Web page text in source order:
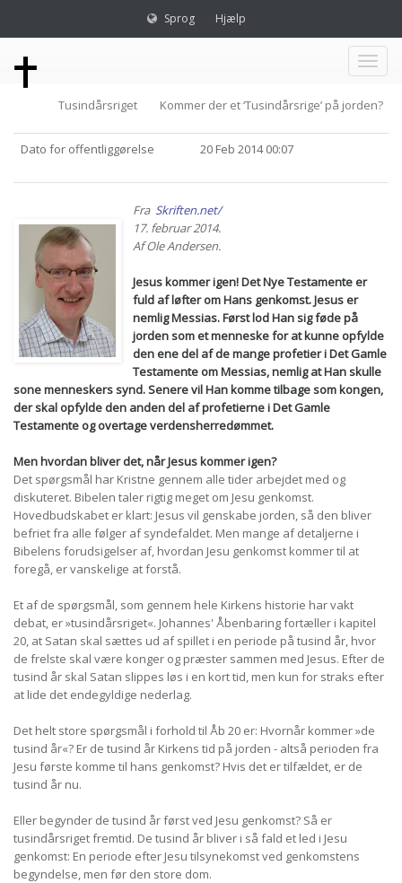
Sprog Hjælp
Toggle
Tusindårsriget Kommer der et ‘Tusindårsrige’ på jorden?
Dato for offentliggørelse 20 Feb 2014 00:07
Fra Skriften.net/
17. februar 2014.
Af Ole Andersen.
Jesus kommer igen! Det Nye Testamente er
fuld af løfter om Hans genkomst. Jesus er
nemlig Messias. Først lod Han sig føde på
jorden som et menneske for at kunne opfylde
den ene del af de mange profetier i Det Gamle
Testamente om Messias, nemlig at Han skulle
sone menneskers synd. Senere vil Han komme tilbage som kongen,
der skal opfylde den anden del af profetierne i Det Gamle
Testamente og overtage verdensherredømmet.
Men hvordan bliver det, når Jesus kommer igen?
Det spørgsmål har Kristne gennem alle tider arbejdet med og
diskuteret. Bibelen taler rigtig meget om Jesu genkomst.
Hovedbudskabet er klart: Jesus vil genskabe jorden, så den bliver
befriet fra alle følger af syndefaldet. Men mange af detaljerne i
Bibelens forudsigelser af, hvordan Jesu genkomst kommer til at
foregå, er vanskelige at forstå.
Et af de spørgsmål, som gennem hele Kirkens historie har vakt
debat, er »tusindårsriget«. Johannes' Åbenbaring fortæller i kapitel
20, at Satan skal sættes ud af spillet i en periode på tusind år, hvor
de frelste skal være konger og præster sammen med Jesus. Efter de
tusind år skal Satan slippes løs i en kort tid, men kun for straks efter
at lide det endegyldige nederlag.
Det helt store spørgsmål i forhold til Åb 20 er: Hvornår kommer »de
tusind år«? Er de tusind år Kirkens tid på jorden - altså perioden fra
Jesu første komme til hans genkomst? Hvis det er tilfældet, er de
tusind år nu.
Eller begynder de tusind år først ved Jesu genkomst? Så er
tusindårsriget fremtid. De tusind år bliver i så fald et led i Jesu
genkomst: En periode efter Jesu tilsynekomst ved genkomstens
begyndelse, men før den store dom.